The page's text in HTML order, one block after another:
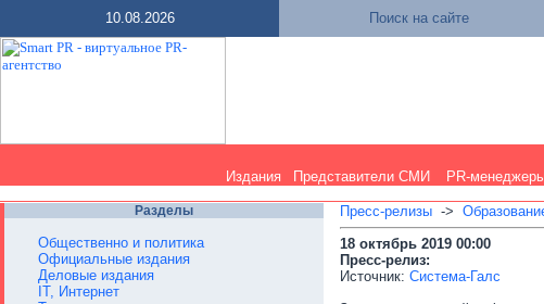
10.08.2026 Поиск на сайте
Издания Представители СМИ PR-
Разделы
Общественно и политика
Официальные издания
Деловые издания
IT, Интернет
Пресс-релизы ->
18 октябрь 2019 00:00
Пресс-релиз:
Источник: Система-Галс